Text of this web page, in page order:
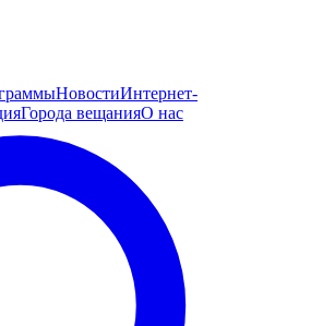
НовостиИнтернет-
Города вещанияО нас